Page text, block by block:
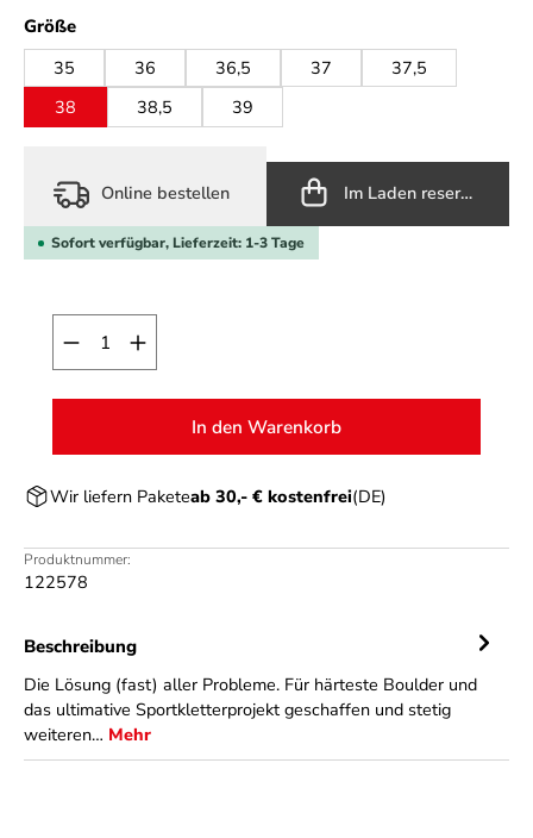
Größeauswählen
35
36 36,5 37
37,5
38
38,5 39
Online bestellen Im Laden reservieren
Sofort verfügbar, Lieferzeit: 1-3 Tage
Produkt Anzahl: Gib den gewünschten Wert
In den Warenkorb
Wir liefern Paketeab 30,- € kostenfrei(DE)
Produktnummer:
122578
Beschreibung
Die Lösung (fast) aller Probleme. Für härteste Boulder und
das ultimative Sportkletterprojekt geschaffen und stetig
weiteren… Mehr